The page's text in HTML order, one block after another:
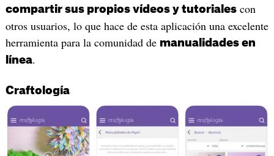
compartir sus propios vídeos y tutorialescon
otros usuarios, lo que hace de esta aplicación una excelente
herramienta para la comunidad de manualidades en
línea.
Craftología